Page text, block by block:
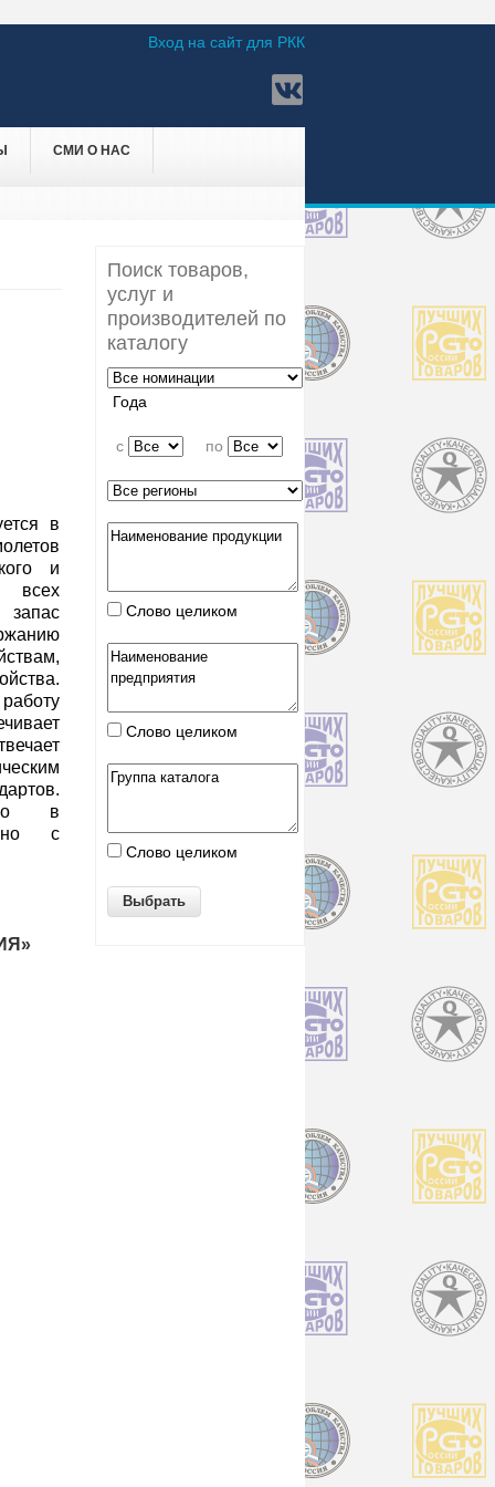
Вход на сайт для РКК
СМИ О НАС
в
и
всех
запас
в
но с
Поиск товаров,
услуг и
производителей по
каталогу
Года
c по
Слово целиком
Слово целиком
Слово целиком